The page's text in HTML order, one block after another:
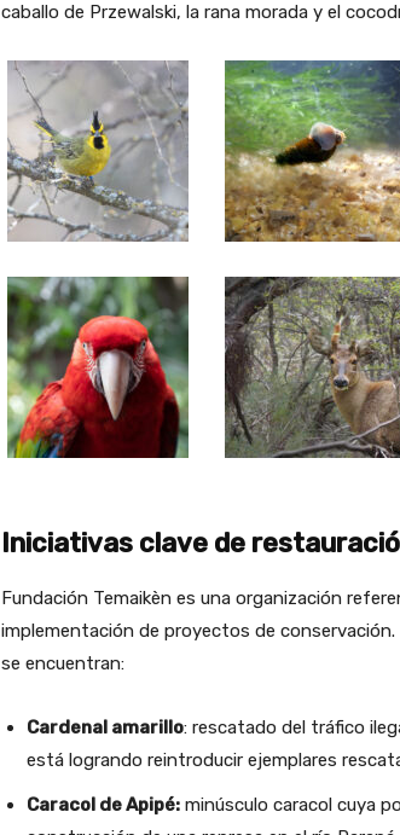
caballo de Przewalski, la rana morada y el
Iniciativas clave de
Fundación Temaikèn es una organización
implementación de proyectos de
se encuentran:
Cardenal amarillo: rescatado del tráfico
está logrando reintroducir ejemplares
Caracol de Apipé:minúsculo caracol cuya